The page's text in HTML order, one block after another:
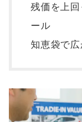
残価を上
ール
知恵袋で